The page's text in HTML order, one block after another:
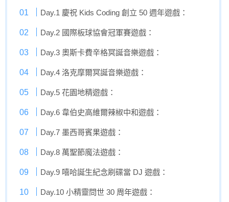
Day.1 慶祝 Kids Coding 創立 50 週年遊戲：
Day.2 國際板球協會冠軍賽遊戲：
Day.3 奧斯卡費辛格冥誕音樂遊戲：
Day.4 洛克摩爾冥誕音樂遊戲：
Day.5 花園地精遊戲：
Day.6 韋伯史高維爾辣椒中和遊戲：
Day.7 墨西哥賓果遊戲：
Day.8 萬聖節魔法遊戲：
Day.9 嘻哈誕生紀念刷碟當 DJ 遊戲：
Day.10 小精靈問世 30 周年遊戲：